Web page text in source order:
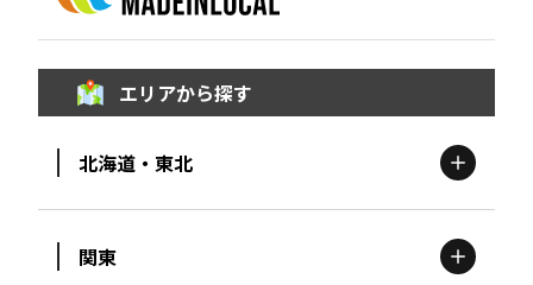
エリアから探す
北海道・東北
関東